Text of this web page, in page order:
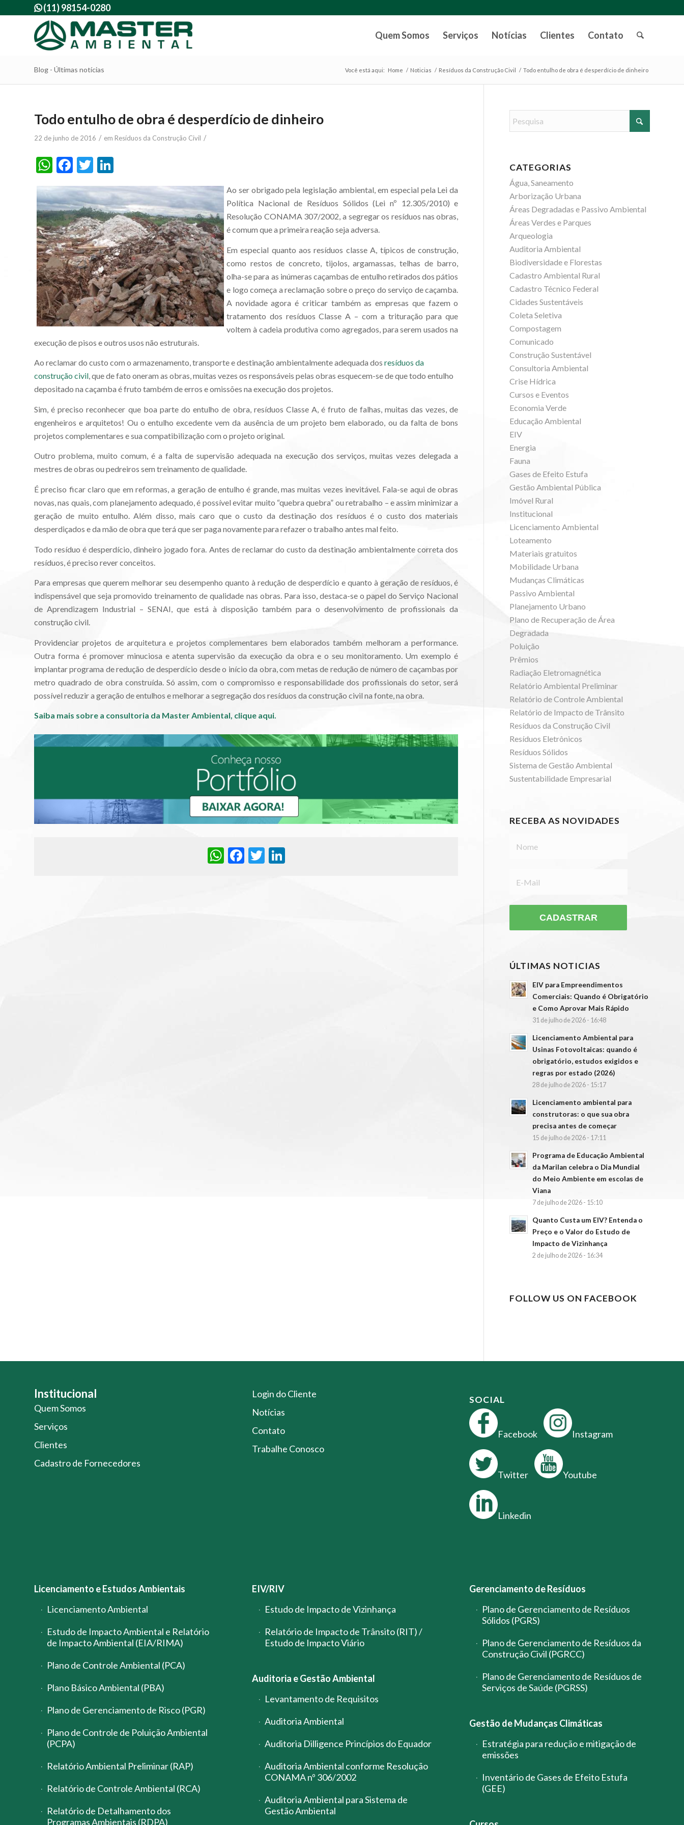
(11) 98154-0280
Quem Somos Serviços Notícias Clientes Contato
Blog - Últimas notícias Você está aqui: Home / Noticias / Resíduos da Construção Civil / Todo entulho de obra é desperdício de dinheiro
Todo entulho de obra é desperdício de dinheiro
22 de junho de 2016 / em Resíduos da Construção Civil /
WhatsApp
Facebook
Twitter
Ao ser obrigado pela legislação ambiental, em especial pela Lei da
Política Nacional de Resíduos Sólidos (Lei nº 12.305/2010) e
Resolução CONAMA 307/2002, a segregar os resíduos nas obras,
é comum que a primeira reação seja adversa.
Em especial quanto aos resíduos classe A, típicos de construção,
como restos de concreto, tijolos, argamassas, telhas de barro,
olha-se para as inúmeras caçambas de entulho retirados dos pátios
e logo começa a reclamação sobre o preço do serviço de caçamba.
A novidade agora é criticar também as empresas que fazem o
tratamento dos resíduos Classe A – com a trituração para que
voltem à cadeia produtiva como agregados, para serem usados na
execução de pisos e outros usos não estruturais.
Ao reclamar do custo com o armazenamento, transporte e destinação ambientalmente adequada dos resíduos da
construção civil, que de fato oneram as obras, muitas vezes os responsáveis pelas obras esquecem-se de que todo entulho
depositado na caçamba é fruto também de erros e omissões na execução dos projetos.
Sim, é preciso reconhecer que boa parte do entulho de obra, resíduos Classe A, é fruto de falhas, muitas das vezes, de
engenheiros e arquitetos! Ou o entulho excedente vem da ausência de um projeto bem elaborado, ou da falta de bons
projetos complementares e sua compatibilização com o projeto original.
Outro problema, muito comum, é a falta de supervisão adequada na execução dos serviços, muitas vezes delegada a
mestres de obras ou pedreiros sem treinamento de qualidade.
É preciso ficar claro que em reformas, a geração de entulho é grande, mas muitas vezes inevitável. Fala-se aqui de obras
novas, nas quais, com planejamento adequado, é possível evitar muito “quebra quebra” ou retrabalho – e assim minimizar a
geração de muito entulho. Além disso, mais caro que o custo da destinação dos resíduos é o custo dos materiais
desperdiçados e da mão de obra que terá que ser paga novamente para refazer o trabalho antes mal feito.
Todo resíduo é desperdício, dinheiro jogado fora. Antes de reclamar do custo da destinação ambientalmente correta dos
resíduos, é preciso rever conceitos.
Para empresas que querem melhorar seu desempenho quanto à redução de desperdício e quanto à geração de resíduos, é
indispensável que seja promovido treinamento de qualidade nas obras. Para isso, destaca-se o papel do Serviço Nacional
de Aprendizagem Industrial – SENAI, que está à disposição também para o desenvolvimento de profissionais da
construção civil.
Providenciar projetos de arquitetura e projetos complementares bem elaborados também melhoram a performance.
Outra forma é promover minuciosa e atenta supervisão da execução da obra e o seu monitoramento. Um exemplo é
implantar programa de redução de desperdício desde o início da obra, com metas de redução de número de caçambas por
metro quadrado de obra construída. Só assim, com o compromisso e responsabilidade dos profissionais do setor, será
possível reduzir a geração de entulhos e melhorar a segregação dos resíduos da construção civil na fonte, na obra.
Saiba mais sobre a consultoria da Master Ambiental, clique aqui.
WhatsApp
Facebook
Twitter
LinkedIn
CATEGORIAS
Água, Saneamento
Arborização Urbana
Áreas Degradadas e Passivo Ambiental
Áreas Verdes e Parques
Arqueologia
Auditoria Ambiental
Biodiversidade e Florestas
Cadastro Ambiental Rural
Cadastro Técnico Federal
Cidades Sustentáveis
Coleta Seletiva
Compostagem
Comunicado
Construção Sustentável
Consultoria Ambiental
Crise Hídrica
Cursos e Eventos
Economia Verde
Educação Ambiental
EIV
Energia
Fauna
Gases de Efeito Estufa
Gestão Ambiental Pública
Imóvel Rural
Institucional
Licenciamento Ambiental
Loteamento
Materiais gratuitos
Mobilidade Urbana
Mudanças Climáticas
Passivo Ambiental
Planejamento Urbano
Plano de Recuperação de Área
Degradada
Poluição
Prêmios
Radiação Eletromagnética
Relatório Ambiental Preliminar
Relatório de Controle Ambiental
Relatório de Impacto de Trânsito
Resíduos da Construção Civil
Resíduos Eletrônicos
Resíduos Sólidos
Sistema de Gestão Ambiental
Sustentabilidade Empresarial
RECEBA AS NOVIDADES
ÚLTIMAS NOTICIAS
EIV para Empreendimentos
Comerciais: Quando é Obrigatório
e Como Aprovar Mais Rápido
31 de julho de 2026 - 16:48
Licenciamento Ambiental para
Usinas Fotovoltaicas: quando é
obrigatório, estudos exigidos e
regras por estado (2026)
28 de julho de 2026 - 15:17
Licenciamento ambiental para
construtoras: o que sua obra
precisa antes de começar
15 de julho de 2026 - 17:11
Programa de Educação Ambiental
da Marilan celebra o Dia Mundial
do Meio Ambiente em escolas de
Viana
7 de julho de 2026 - 15:10
Quanto Custa um EIV? Entenda o
Preço e o Valor do Estudo de
Impacto de Vizinhança
2 de julho de 2026 - 16:34
FOLLOW US ON FACEBOOK
Institucional
Quem Somos
Serviços
Clientes
Cadastro de Fornecedores
Login do Cliente
Notícias
Contato
Trabalhe Conosco
SOCIAL
Facebook Instagram
Twitter Youtube
Linkedin
Licenciamento e Estudos Ambientais
Licenciamento Ambiental
Estudo de Impacto Ambiental e Relatório
de Impacto Ambiental (EIA/RIMA)
Plano de Controle Ambiental (PCA)
Plano Básico Ambiental (PBA)
Plano de Gerenciamento de Risco (PGR)
Plano de Controle de Poluição Ambiental
(PCPA)
Relatório Ambiental Preliminar (RAP)
Relatório de Controle Ambiental (RCA)
Relatório de Detalhamento dos
Programas Ambientais (RDPA)
EIV/RIV
Estudo de Impacto de Vizinhança
Relatório de Impacto de Trânsito (RIT) /
Estudo de Impacto Viário
Auditoria e Gestão Ambiental
Levantamento de Requisitos
Auditoria Ambiental
Auditoria Dilligence Princípios do Equador
Auditoria Ambiental conforme Resolução
CONAMA nº 306/2002
Auditoria Ambiental para Sistema de
Gestão Ambiental
Gerenciamento de Resíduos
Plano de Gerenciamento de Resíduos
Sólidos (PGRS)
Plano de Gerenciamento de Resíduos da
Construção Civil (PGRCC)
Plano de Gerenciamento de Resíduos de
Serviços de Saúde (PGRSS)
Gestão de Mudanças Climáticas
Estratégia para redução e mitigação de
emissões
Inventário de Gases de Efeito Estufa
(GEE)